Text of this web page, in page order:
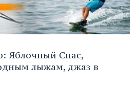
Яблочный Спас,
лыжам, джаз в